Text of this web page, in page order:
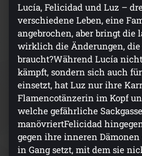
Lucía, Felicidad und Luz –
verschiedene Leben, eine
angebrochen, aber bringt die
wirklich die Änderungen, die
braucht?Während Lucía
kämpft, sondern sich auch
einsetzt, hat Luz nur ihre
Flamencotänzerin im Kopf
welche gefährliche
manövriertFelicidad
gegen ihre inneren
in Gang setzt, mit dem sie